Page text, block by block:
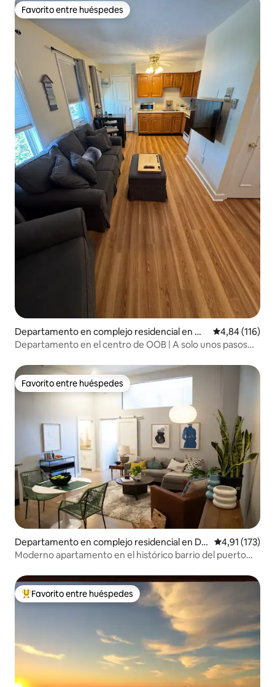
Favorito entre huéspedes
Favorito entre huéspedes
Departamento en complejo residencial en Ol
d Orchard Beach
Calificación
4,84 (116)
Departamento en el centro de OOB | A solo unos pasos
Favorito entre huéspedes
Favorito entre huéspedes
Departamento en complejo residencial en Do
wntown Portland
Calificación
4,91 (173)
Moderno apartamento en el histórico barrio del puerto
Favorito entre los huéspedes más destacados
Favorito entre huéspedes